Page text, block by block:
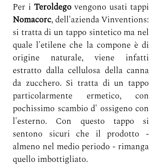
Per i Teroldego
Nomacorc, dell'azienda Vinventions:
si tratta di un tappo sintetico ma nel
quale l'etilene che la compone è di
origine naturale, viene infatti
estratto dalla cellulosa della canna
da zucchero. Si tratta di un tappo
particolarmente ermetico, con
pochissimo scambio d' ossigeno con
l'esterno. Con questo tappo si
sentono sicuri che il prodotto -
almeno nel medio periodo - rimanga
quello imbottigliato.